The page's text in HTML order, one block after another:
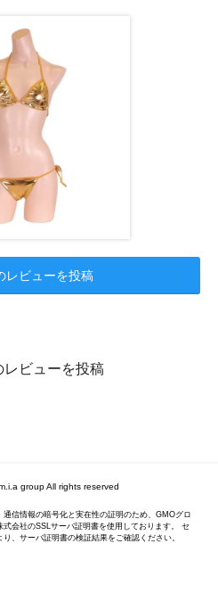
レビューを投稿
レビューを投稿
group All rights reserved
通信情報の暗号化と実在性の証明のため、GMOグロ
式会社のSSLサーバ証明書を使用しております。 セ
り、サーバ証明書の検証結果をご確認ください。